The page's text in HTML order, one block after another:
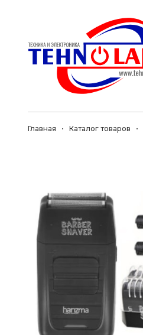
Главная Каталог товаров